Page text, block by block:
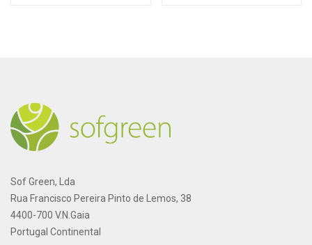
Sof Green, Lda
Rua Francisco Pereira Pinto de Lemos, 38
4400-700 V.N.Gaia
Portugal Continental